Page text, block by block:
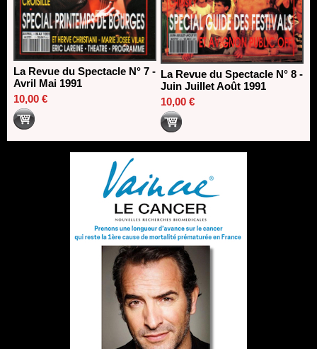
La Revue du Spectacle N° 7 -
Avril Mai 1991
10,00 €
La Revue du Spectacle N° 8 -
Juin Juillet Août 1991
10,00 €